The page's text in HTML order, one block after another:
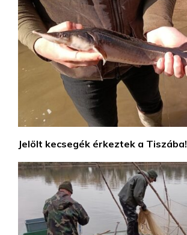
Jelölt kecsegék érkeztek a Tiszába!